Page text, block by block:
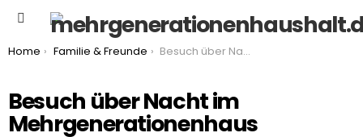
You are here:
Home Familie & Freunde Besuch über Nacht im Mehrgenerationenhaus
Besuch über Nacht im
Mehrgenerationenhaus